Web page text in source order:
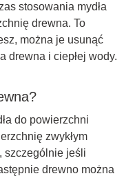
stosowania mydła
drewna. To
można je usunąć
drewna i ciepłej wody.
do powierzchni
zwykłym
szczególnie jeśli
drewno można